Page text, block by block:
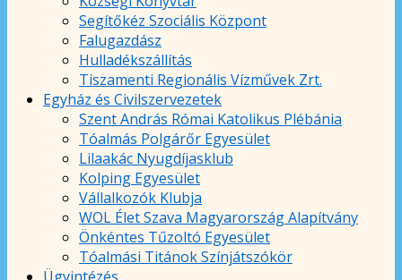
Segítőkéz Szociális Központ
Falugazdász
Hulladékszállítás
Tiszamenti Regionális Vízművek Zrt.
Egyház és Civilszervezetek
Szent András Római Katolikus Plébánia
Tóalmás Polgárőr Egyesület
Lilaakác Nyugdíjasklub
Kolping Egyesület
Vállalkozók Klubja
WOL Élet Szava Magyarország Alapítvány
Önkéntes Tűzoltó Egyesület
Tóalmási Titánok Színjátszókör